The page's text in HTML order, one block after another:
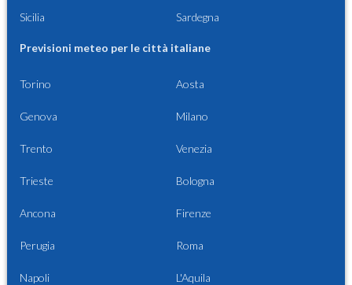
Sicilia Sardegna
Previsioni meteo per le città italiane
Torino Aosta
Genova Milano
Trento Venezia
Trieste Bologna
Ancona Firenze
Perugia Roma
Napoli L'Aquila